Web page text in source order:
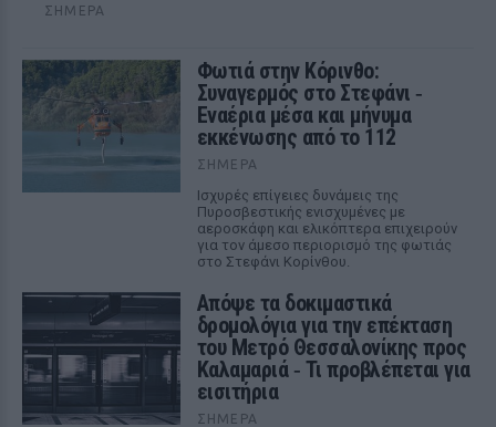
ΣΉΜΕΡΑ
Φωτιά στην Κόρινθο:
Συναγερμός στο Στεφάνι ‑
Εναέρια μέσα και μήνυμα
εκκένωσης από το 112
ΣΉΜΕΡΑ
Ισχυρές επίγειες δυνάμεις της
Πυροσβεστικής ενισχυμένες με
αεροσκάφη και ελικόπτερα επιχειρούν
για τον άμεσο περιορισμό της φωτιάς
στο Στεφάνι Κορίνθου.
Απόψε τα δοκιμαστικά
δρομολόγια για την επέκταση
του Μετρό Θεσσαλονίκης προς
Καλαμαριά ‑ Τι προβλέπεται για
εισιτήρια
ΣΉΜΕΡΑ